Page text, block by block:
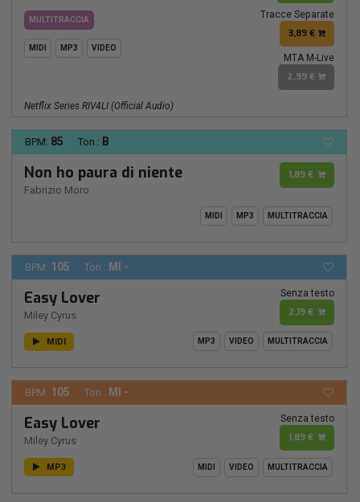
MULTITRACCIA
MIDI MP3 VIDEO
Tracce Separate
3,89 €
MTA M-Live
2,99 €
Netflix Series RIV4LI (Official Audio)
BPM: 85 Ton.: B
Non ho paura di niente
Fabrizio Moro
1,89 €
MIDI MP3 MULTITRACCIA
BPM: 105 Ton.: MI -
Easy Lover
Miley Cyrus
Senza testo
2,19 €
MIDI MP3 VIDEO MULTITRACCIA
BPM: 105 Ton.: MI -
Easy Lover
Miley Cyrus
Senza testo
1,89 €
MP3 MIDI VIDEO MULTITRACCIA